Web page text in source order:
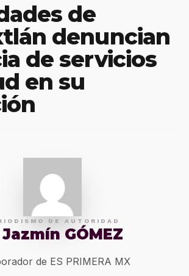
de
denuncian
de servicios
en su
DE AUTORIDAD
Jazmín GÓMEZ
de ES PRIMERA MX